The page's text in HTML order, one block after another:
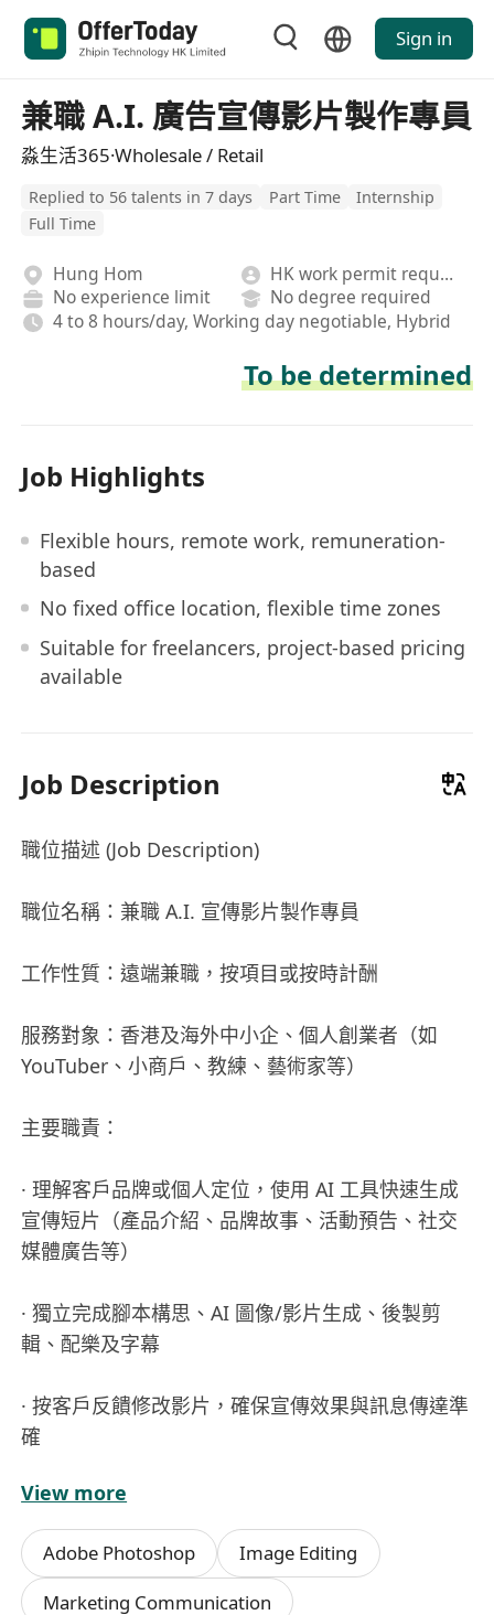
Sign in
兼職 A.I. 廣告宣傳影片製作專員
淼生活365·Wholesale / Retail
Replied to 56 talents in 7 days Part Time
Internship
Full Time
Hung Hom
HK work permit required
No experience limit
No degree required
4 to 8 hours/day, Working day negotiable, Hybrid
To be determined
Job Highlights
Flexible hours, remote work, remuneration-
based
No fixed office location, flexible time zones
Suitable for freelancers, project-based pricing
available
Job Description
職位描述 (Job Description)
職位名稱：兼職 A.I. 宣傳影片製作專員
工作性質：遠端兼職，按項目或按時計酬
服務對象：香港及海外中小企、個人創業者（如
YouTuber、小商戶、教練、藝術家等）
主要職責：
· 理解客戶品牌或個人定位，使用 AI 工具快速生成
宣傳短片（產品介紹、品牌故事、活動預告、社交
媒體廣告等）
· 獨立完成腳本構思、AI 圖像/影片生成、後製剪
輯、配樂及字幕
· 按客戶反饋修改影片，確保宣傳效果與訊息傳達準
確
· 交付適用於 Instagram Reels、YouTube Shorts、
TikTok、Facebook、網站首頁等平台的格式
職位要求 (Requirements)
View more
Adobe Photoshop
Image Editing
Marketing Communication